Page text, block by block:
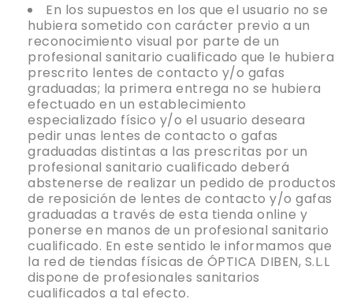
En los supuestos en los que el usuario no se
hubiera sometido con carácter previo a un
reconocimiento visual por parte de un
profesional sanitario cualificado que le hubiera
prescrito lentes de contacto y/o gafas
graduadas; la primera entrega no se hubiera
efectuado en un establecimiento
especializado físico y/o el usuario deseara
pedir unas lentes de contacto o gafas
graduadas distintas a las prescritas por un
profesional sanitario cualificado deberá
abstenerse de realizar un pedido de productos
de reposición de lentes de contacto y/o gafas
graduadas a través de esta tienda online y
ponerse en manos de un profesional sanitario
cualificado. En este sentido le informamos que
la red de tiendas físicas de ÓPTICA DIBEN, S.L.L
dispone de profesionales sanitarios
cualificados a tal efecto.